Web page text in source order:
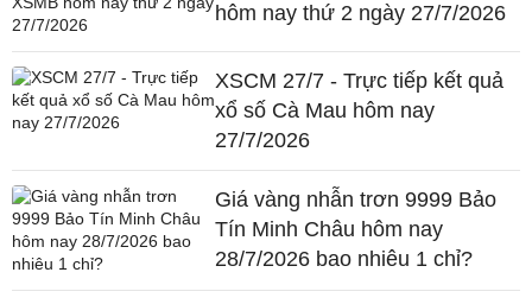
hôm nay thứ 2 ngày 27/7/2026
XSCM 27/7 - Trực tiếp kết quả
xổ số Cà Mau hôm nay
27/7/2026
Giá vàng nhẫn trơn 9999 Bảo
Tín Minh Châu hôm nay
28/7/2026 bao nhiêu 1 chỉ?